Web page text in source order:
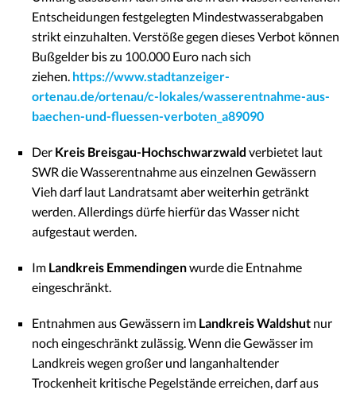
Entscheidungen festgelegten Mindestwasserabgaben
strikt einzuhalten. Verstöße gegen dieses Verbot können
Bußgelder bis zu 100.000 Euro nach sich
ziehen. https://www.stadtanzeiger-
ortenau.de/ortenau/c-lokales/wasserentnahme-aus-
baechen-und-fluessen-verboten_a89090
Der Kreis Breisgau-Hochschwarzwald verbietet laut
SWR die Wasserentnahme aus einzelnen Gewässern
Vieh darf laut Landratsamt aber weiterhin getränkt
werden. Allerdings dürfe hierfür das Wasser nicht
aufgestaut werden.
Im Landkreis Emmendingenwurde die Entnahme
eingeschränkt.
Entnahmen aus Gewässern im Landkreis Waldshut nur
noch eingeschränkt zulässig. Wenn die Gewässer im
Landkreis wegen großer und langanhaltender
Trockenheit kritische Pegelstände erreichen, darf aus